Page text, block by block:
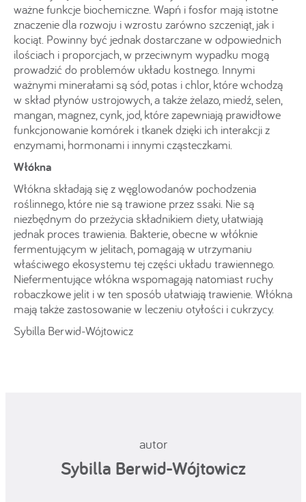
ważne funkcje biochemiczne. Wapń i fosfor mają istotne
znaczenie dla rozwoju i wzrostu zarówno szczeniąt, jak i
kociąt. Powinny być jednak dostarczane w odpowiednich
ilościach i proporcjach, w przeciwnym wypadku mogą
prowadzić do problemów układu kostnego. Innymi
ważnymi minerałami są sód, potas i chlor, które wchodzą
w skład płynów ustrojowych, a także żelazo, miedź, selen,
mangan, magnez, cynk, jod, które zapewniają prawidłowe
funkcjonowanie komórek i tkanek dzięki ich interakcji z
enzymami, hormonami i innymi cząsteczkami.
Włókna
Włókna składają się z węglowodanów pochodzenia
roślinnego, które nie są trawione przez ssaki. Nie są
niezbędnym do przeżycia składnikiem diety, ułatwiają
jednak proces trawienia. Bakterie, obecne w włóknie
fermentującym w jelitach, pomagają w utrzymaniu
właściwego ekosystemu tej części układu trawiennego.
Niefermentujące włókna wspomagają natomiast ruchy
robaczkowe jelit i w ten sposób ułatwiają trawienie. Włókna
mają także zastosowanie w leczeniu otyłości i cukrzycy.
Sybilla Berwid-Wójtowicz
autor
Sybilla Berwid-Wójtowicz